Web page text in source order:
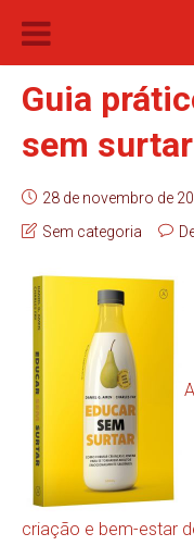
Guia
sem surtar
28 de novembro de
Sem categoria
criação e bem-estar